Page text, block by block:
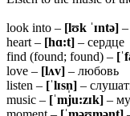
look into – [lʊk ˈɪntə]
heart – [hɑ:t] – сердце
find (found; found) – [ˈ
love – [lʌv] – любовь
listen – [ˈlɪsn̩] –
music – [ˈmju:zɪk] –